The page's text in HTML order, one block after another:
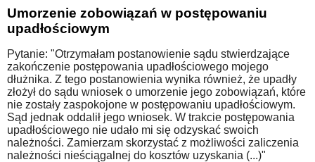
Umorzenie zobowiązań w postępowaniu
upadłościowym
Pytanie: "Otrzymałam postanowienie sądu stwierdzające
zakończenie postępowania upadłościowego mojego
dłużnika. Z tego postanowienia wynika również, że upadły
złożył do sądu wniosek o umorzenie jego zobowiązań, które
nie zostały zaspokojone w postępowaniu upadłościowym.
Sąd jednak oddalił jego wniosek. W trakcie postępowania
upadłościowego nie udało mi się odzyskać swoich
należności. Zamierzam skorzystać z możliwości zaliczenia
należności nieściągalnej do kosztów uzyskania (...)"